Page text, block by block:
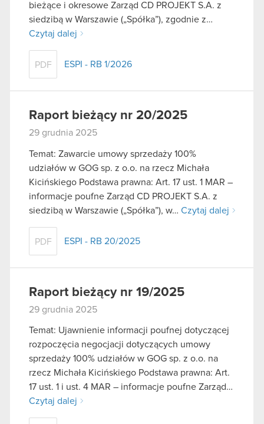
bieżące i okresowe Zarząd CD PROJEKT S.A. z
siedzibą w Warszawie („Spółka”), zgodnie z…
Czytaj dalej
PDF ESPI - RB 1/2026
Raport bieżący nr 20/2025
29 grudnia 2025
Temat: Zawarcie umowy sprzedaży 100%
udziałów w GOG sp. z o.o. na rzecz Michała
Kicińskiego Podstawa prawna: Art. 17 ust. 1 MAR –
informacje poufne Zarząd CD PROJEKT S.A. z
siedzibą w Warszawie („Spółka”), w… Czytaj dalej
PDF ESPI - RB 20/2025
Raport bieżący nr 19/2025
29 grudnia 2025
Temat: Ujawnienie informacji poufnej dotyczącej
rozpoczęcia negocjacji dotyczących umowy
sprzedaży 100% udziałów w GOG sp. z o.o. na
rzecz Michała Kicińskiego Podstawa prawna: Art.
17 ust. 1 i ust. 4 MAR – informacje poufne Zarząd…
Czytaj dalej